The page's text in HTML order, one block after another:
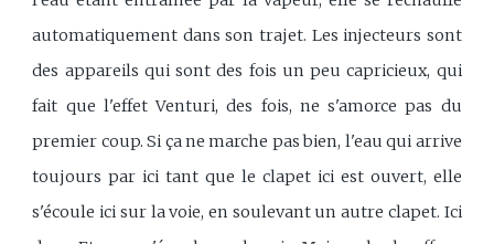
automatiquement dans son trajet. Les injecteurs sont
des appareils qui sont des fois un peu capricieux, qui
fait que l'effet Venturi, des fois, ne s'amorce pas du
premier coup. Si ça ne marche pas bien, l'eau qui arrive
toujours par ici tant que le clapet ici est ouvert, elle
s'écoule ici sur la voie, en soulevant un autre clapet. Ici